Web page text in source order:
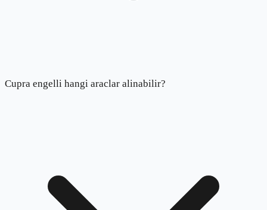
Cupra engelli hangi araclar alinabilir?